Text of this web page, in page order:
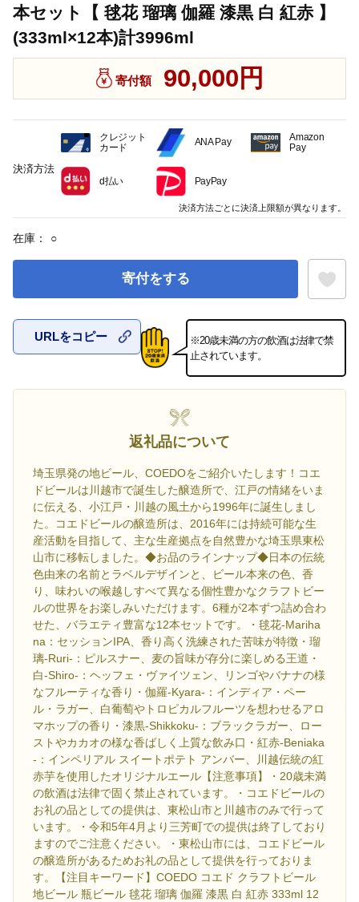
本セット【 毬花 瑠璃 伽羅 漆黒 白 紅赤 】
(333ml×12本)計3996ml
寄付額 90,000円
在庫： ○
寄付をする
お気に入
URLをコピー
※20歳未満の方の飲酒は法律で禁
止されています。
返礼品について
埼玉県発の地ビール、COEDOをご紹介いたします！コエ
ドビールは川越市で誕生した醸造所で、江戸の情緒をいま
に伝える、小江戸・川越の風土から1996年に誕生しまし
た。コエドビールの醸造所は、2016年には持続可能な生
産活動を目指して、主な生産拠点を自然豊かな埼玉県東松
山市に移転しました。◆お品のラインナップ◆日本の伝統
色由来の名前とラベルデザインと、ビール本来の色、香
り、味わいの喉越しすべて異なる個性豊かなクラフトビー
ルの世界をお楽しみいただけます。6種が2本ずつ詰め合わ
せた、バラエティ豊富な12本セットです。・毬花-Mariha
na：セッションIPA、香り高く洗練された苦味が特徴・瑠
璃-Ruri-：ピルスナー、麦の旨味が存分に楽しめる王道・
白-Shiro-：ヘッフェ・ヴァイツェン、リンゴやバナナの様
なフルーティな香り・伽羅-Kyara-：インディア・ペー
ル・ラガー、白葡萄やトロピカルフルーツを想わせるアロ
マホップの香り・漆黒-Shikkoku-：ブラックラガー、ロー
ストやカカオの様な香ばしく上質な飲み口・紅赤-Beniaka
-：インペリアル スイートポテト アンバー、川越伝統の紅
赤芋を使用したオリジナルエール【注意事項】・20歳未満
の飲酒は法律で固く禁止されています。・コエドビールの
お礼の品としての提供は、東松山市と川越市のみで行って
います。・令和5年4月より三芳町での提供は終了しており
ますのでご注意ください。・東松山市には、コエドビール
の醸造所があるためお礼の品として提供を行っておりま
す。【注目キーワード】COEDO コエド クラフトビール
地ビール 瓶ビール 毬花 瑠璃 伽羅 漆黒 白 紅赤 333ml 12
決済方法
クレジット
カード
ANA Pay
Amazon
Pay
d払い PayPay
決済方法ごとに決済上限額が異なります。